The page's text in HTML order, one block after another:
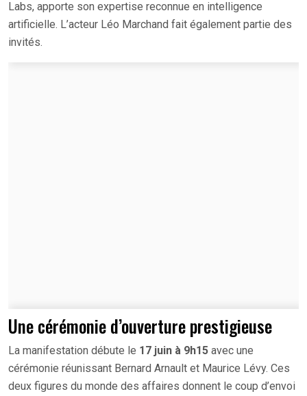
Labs, apporte son expertise reconnue en intelligence
artificielle. L’acteur Léo Marchand fait également partie des
invités.
Une cérémonie d’ouverture prestigieuse
La manifestation débute le 17 juin à 9h15 avec une
cérémonie réunissant Bernard Arnault et Maurice Lévy. Ces
deux figures du monde des affaires donnent le coup d’envoi